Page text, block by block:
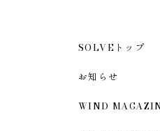
SOLVEトップ
お知らせ
WIND